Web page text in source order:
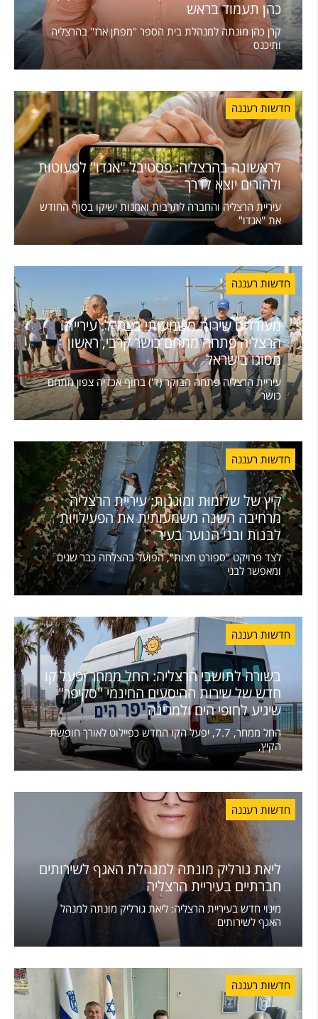
כהן תעמוד בראש
קרן כהן מונתה למנהלת בית הספר "מפתן ארז" בהרצליה
ותיכנס
חדשות רעננה
לראשונה בהרצליה: פסטיבל "אגדו" לפעוטות
ולהורים יוצא לדרך
עיריית הרצליה והחברה לתרבות ואמנות ישיקו בסוף החודש
את "אגדו"
חדשות רעננה
מעודדים שירות משמעותי בצה"ל: עיריית
הרצליה פתחה מתחם כושר קרבי, ראשון
מסוגו בישראל
עיריית הרצליה פתחה הבוקר (ד') בחוף אכדיה צפון מתחם
כושר
חדשות רעננה
קיץ של שלוֹמוּת ומוגנות: עיריית הרצליה
מרחיבה השנה משמעותית את הפעילויות
לבנות ובני הנוער בעיר
לצד פרויקט "ספורט חצות", הפועל בהצלחה כבר שנים
ומאפשר לבני
חדשות רעננה
בשורה לתושבי הרצליה: החל ממחר יפעל קו
חדש של שירות ההיסעים החינמי "סקיפר"
שיגיע לחופי הים ולמרינה
החל ממחר, 7.7, יפעל הקו החדש כפיילוט לאורך חופשת
הקיץ,
חדשות רעננה
ליאת גורליק מונתה למנהלת האגף לשירותים
חברתיים בעיריית הרצליה
מינוי חדש בעיריית הרצליה: ליאת גורליק מונתה למנהל
האגף לשירותים
חדשות רעננה